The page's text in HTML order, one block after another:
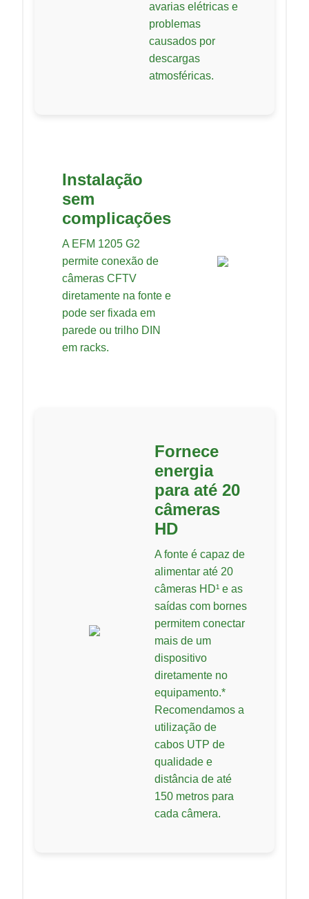
avarias elétricas e
problemas
causados por
descargas
atmosféricas.
Instalação
sem
complicações
A EFM 1205 G2
permite conexão de
câmeras CFTV
diretamente na fonte e
pode ser fixada em
parede ou trilho DIN
em racks.
Fornece
energia
para até 20
câmeras
HD
A fonte é capaz de
alimentar até 20
câmeras HD¹ e as
saídas com bornes
permitem conectar
mais de um
dispositivo
diretamente no
equipamento.*
Recomendamos a
utilização de
cabos UTP de
qualidade e
distância de até
150 metros para
cada câmera.